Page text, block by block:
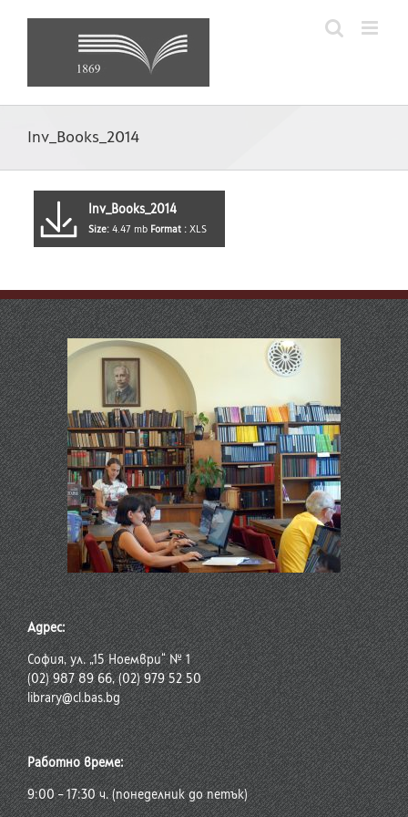
Inv_Books_2014
Inv_Books_2014
Size: 4.47 mb Format : XLS
Адрес:
София, ул. „15 Ноември“ № 1
(02) 987 89 66, (02) 979 52 50
library@cl.bas.bg
Работно време:
9:00 – 17:30 ч. (понеделник до петък)